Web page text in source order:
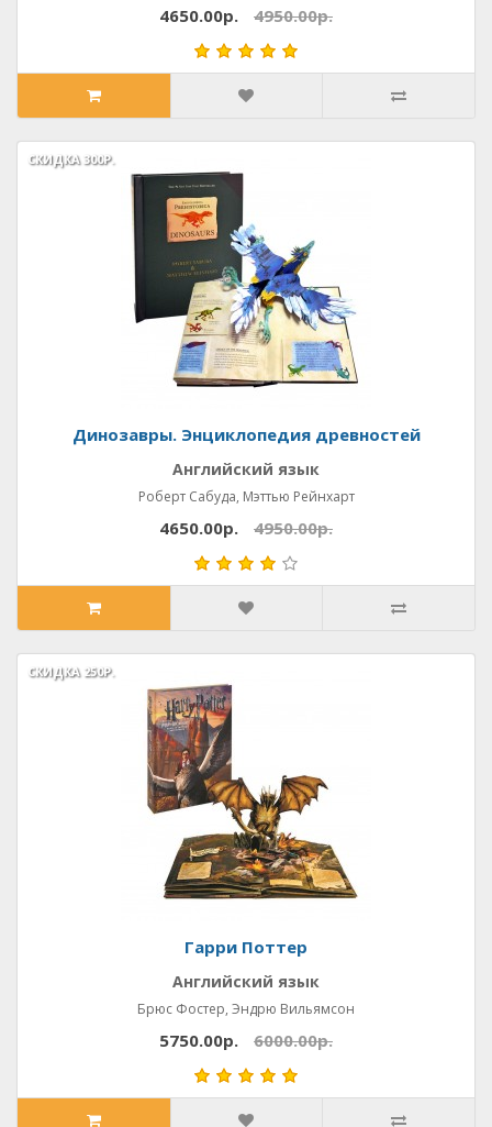
4650.00р. 4950.00р.
Динозавры. Энциклопедия древностей
Английский язык
Роберт Сабуда, Мэттью Рейнхарт
СКИДКА 300Р.
СКИДКА 300Р.
4650.00р. 4950.00р.
Гарри Поттер
Английский язык
Брюс Фостер, Эндрю Вильямсон
СКИДКА 250Р.
СКИДКА 250Р.
5750.00р. 6000.00р.